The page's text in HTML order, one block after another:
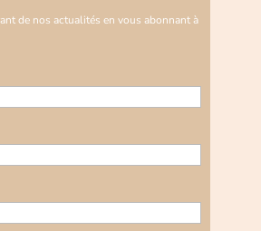
de nos actualités en vous abonnant à